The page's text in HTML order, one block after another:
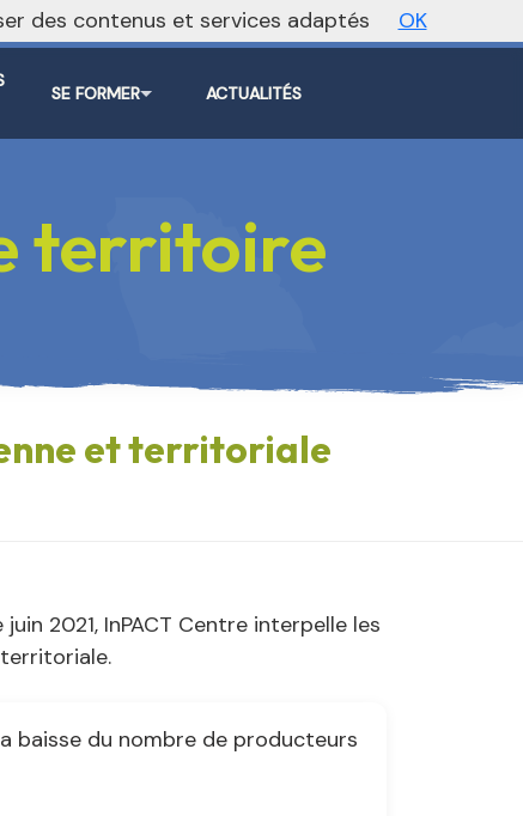
régional Vers le site national
SE FORMER ACTUALITÉS
territoire
et territoriale
2021, InPACT Centre interpelle les
baisse du nombre de producteurs
des contenus et services adaptés OK